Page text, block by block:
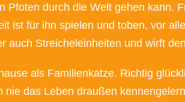
Pfoten durch die Welt gehen kann.
ist für ihn spielen und toben, vor
auch Streicheleinheiten und wirft
als Familienkatze. Richtig
nie das Leben draußen